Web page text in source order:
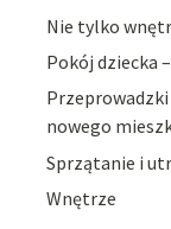
Nie tylko
Pokój dziecka
nowego
Sprzątanie i
Wnętrze